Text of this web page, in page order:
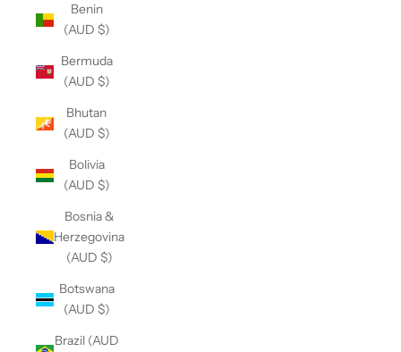
Benin
(AUD $)
Bermuda
(AUD $)
Bhutan
(AUD $)
Bolivia
(AUD $)
Bosnia &
Herzegovina
(AUD $)
Botswana
(AUD $)
Brazil (AUD